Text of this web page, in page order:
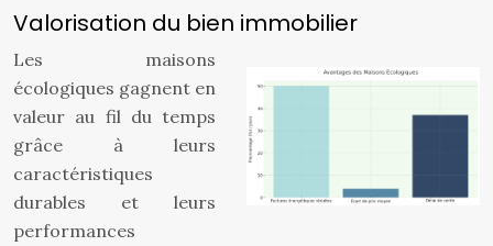
Valorisation du bien immobilier
Les maisons
écologiques gagnent en
valeur au fil du temps
grâce à leurs
caractéristiques
durables et leurs
performances